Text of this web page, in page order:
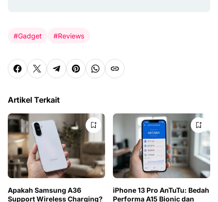
#Gadget #Reviews
Artikel Terkait
Apakah Samsung A36
Support Wireless Charging?
iPhone 13 Pro AnTuTu: Bedah
Performa A15 Bionic dan